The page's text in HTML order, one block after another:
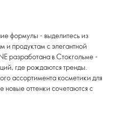
формулы - выделитесь из
и продуктам с элегантной
разработана в Стокгольме -
где рождаются тренды.
ассортимента косметики для
новые оттенки сочетаются с